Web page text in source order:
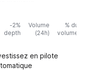
-2%
depth
Volume
(24h)
% du
volume
en pilote